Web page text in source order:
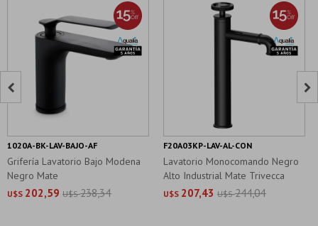
Grifería Lavatorio Bajo Modena
Negro Mate
U$S 202,59 U$S 238,34
1020A-BK-LAV-BAJO-AF
Lavatorio Monocomando Negro
Alto Industrial Mate Trivecca
U$S 207,43 U$S 244,04
F20A03KP-LAV-AL-CON
 